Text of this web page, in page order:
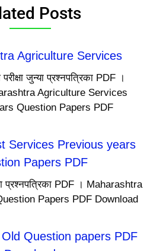
Posts
परीक्षा जुन्या प्रश्नपत्रिका PDF ।
Agriculture Services
Question Papers PDF
प्रश्नपत्रिका PDF । Maharashtra
Papers PDF Download